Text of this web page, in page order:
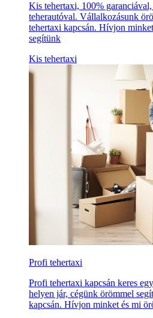
Kis tehertaxi, 100%
teherautóval. Vállalkozásunk
tehertaxi kapcsán. Hívjon
segítünk
Kis tehertaxi
Profi tehertaxi
Profi tehertaxi kapcsán keres
helyen jár, cégünk örömmel
kapcsán. Hívjon minket és mi